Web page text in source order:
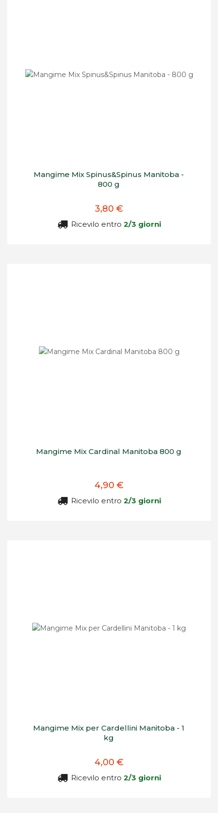
Mangime Mix Spinus&Spinus Manitoba -
800 g
3,80 €
Ricevilo entro 2/3 giorni
Mangime Mix Cardinal Manitoba 800 g
4,90 €
Ricevilo entro 2/3 giorni
Mangime Mix per Cardellini Manitoba - 1
kg
4,00 €
Ricevilo entro 2/3 giorni